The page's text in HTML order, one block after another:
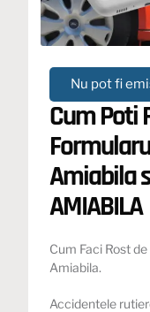
Nu pot fi
Cum Poti
Amiabila
AMIABILA
Cum Faci Rost
Amiabila.
Accidentele